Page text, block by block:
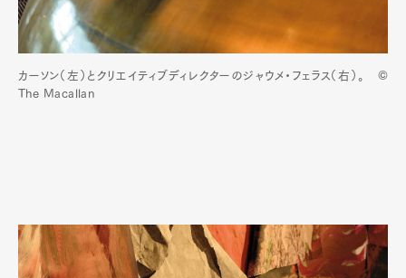
カーソン（左）とクリエイティブディレクターのジャウメ・フェラス（右）。 ©
The Macallan